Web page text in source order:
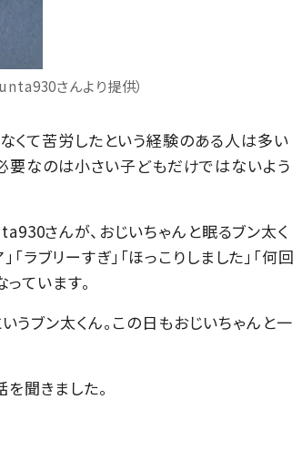
さんより提供）
くて苦労したという経験のある人は多い
要なのは小さい子どもだけではないよう
さんが、おじいちゃんと眠るブン太く
ブリーすぎ」「ほっこりしました」「何回
ています。
ブン太くん。この日もおじいちゃんと一
聞きました。